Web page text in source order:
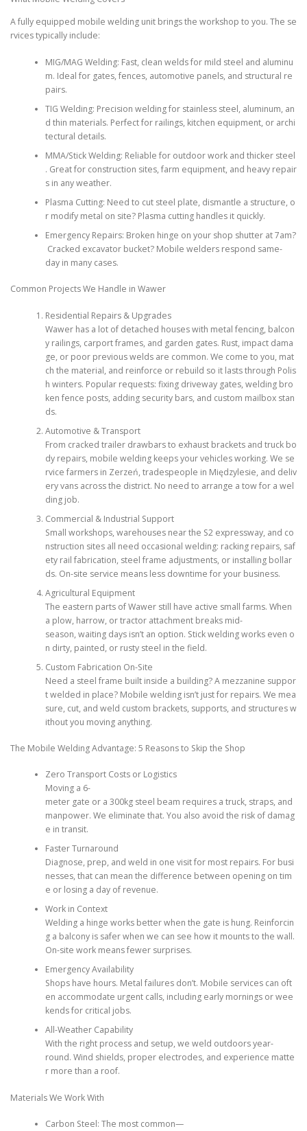
A fully equipped mobile welding unit brings the workshop to you. The se
rvices typically include:
MIG/MAG Welding: Fast, clean welds for mild steel and aluminu
m. Ideal for gates, fences, automotive panels, and structural re
pairs.
TIG Welding: Precision welding for stainless steel, aluminum, an
d thin materials. Perfect for railings, kitchen equipment, or archi
tectural details.
MMA/Stick Welding: Reliable for outdoor work and thicker steel
. Great for construction sites, farm equipment, and heavy repair
s in any weather.
Plasma Cutting: Need to cut steel plate, dismantle a structure, o
r modify metal on site? Plasma cutting handles it quickly.
Emergency Repairs: Broken hinge on your shop shutter at 7am?
Cracked excavator bucket? Mobile welders respond same-
day in many cases.
Common Projects We Handle in Wawer
Residential Repairs & Upgrades
Wawer has a lot of detached houses with metal fencing, balcon
y railings, carport frames, and garden gates. Rust, impact dama
ge, or poor previous welds are common. We come to you, mat
ch the material, and reinforce or rebuild so it lasts through Polis
h winters. Popular requests: fixing driveway gates, welding bro
ken fence posts, adding security bars, and custom mailbox stan
ds.
Automotive & Transport
From cracked trailer drawbars to exhaust brackets and truck bo
dy repairs, mobile welding keeps your vehicles working. We se
rvice farmers in Zerzeń, tradespeople in Międzylesie, and deliv
ery vans across the district. No need to arrange a tow for a wel
ding job.
Commercial & Industrial Support
Small workshops, warehouses near the S2 expressway, and co
nstruction sites all need occasional welding: racking repairs, saf
ety rail fabrication, steel frame adjustments, or installing bollar
ds. On-site service means less downtime for your business.
Agricultural Equipment
The eastern parts of Wawer still have active small farms. When
a plow, harrow, or tractor attachment breaks mid-
season, waiting days isn’t an option. Stick welding works even o
n dirty, painted, or rusty steel in the field.
Custom Fabrication On-Site
Need a steel frame built inside a building? A mezzanine suppor
t welded in place? Mobile welding isn’t just for repairs. We mea
sure, cut, and weld custom brackets, supports, and structures w
ithout you moving anything.
The Mobile Welding Advantage: 5 Reasons to Skip the Shop
Zero Transport Costs or Logistics
Moving a 6-
meter gate or a 300kg steel beam requires a truck, straps, and
manpower. We eliminate that. You also avoid the risk of damag
e in transit.
Faster Turnaround
Diagnose, prep, and weld in one visit for most repairs. For busi
nesses, that can mean the difference between opening on tim
e or losing a day of revenue.
Work in Context
Welding a hinge works better when the gate is hung. Reinforcin
g a balcony is safer when we can see how it mounts to the wall.
On-site work means fewer surprises.
Emergency Availability
Shops have hours. Metal failures don’t. Mobile services can oft
en accommodate urgent calls, including early mornings or wee
kends for critical jobs.
All-Weather Capability
With the right process and setup, we weld outdoors year-
round. Wind shields, proper electrodes, and experience matte
r more than a roof.
Materials We Work With
Carbon Steel: The most common—